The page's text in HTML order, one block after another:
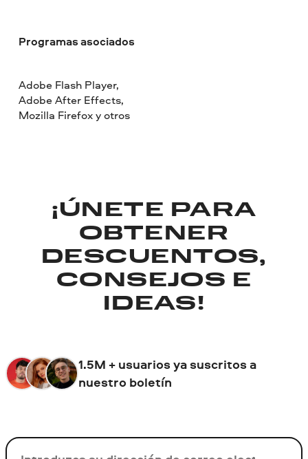
Programas asociados
Adobe Flash Player,
Adobe After Effects,
Mozilla Firefox y otros
¡ÚNETE PARA
OBTENER
DESCUENTOS,
CONSEJOS E
IDEAS!
1.5M + usuarios ya suscritos a
nuestro boletín